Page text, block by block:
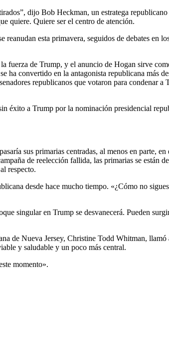
dijo Bob Heckman, un estratega
quiere. Quiere ser el centro de atención.
esta primavera, seguidos de debates en
fuerza de Trump, y el anuncio de Hogan sirve
convertido en la antagonista republicana más
republicanos que votaron para
éxito a Trump por la nominación presidencial
sus primarias centradas, al menos en parte,
de reelección fallida, las primarias se
respecto.
desde hace mucho tiempo. «¿Cómo no
singular en Trump se desvanecerá. Pueden
de Nueva Jersey, Christine Todd Whitman,
y saludable y un poco más central.
momento».